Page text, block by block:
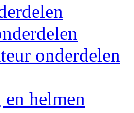
onderdelen
helmen